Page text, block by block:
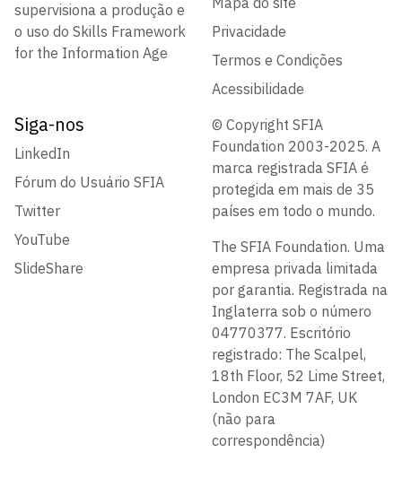
supervisiona a produção e
o uso do Skills Framework
for the Information Age
Privacidade
Termos e Condições
Acessibilidade
Siga-nos
LinkedIn
Fórum do Usuário SFIA
Twitter
YouTube
SlideShare
© Copyright SFIA
Foundation 2003-2025. A
marca registrada SFIA é
protegida em mais de 35
países em todo o mundo.
The SFIA Foundation. Uma
empresa privada limitada
por garantia. Registrada na
Inglaterra sob o número
04770377. Escritório
registrado: The Scalpel,
18th Floor, 52 Lime Street,
London EC3M 7AF, UK
(não para
correspondência)